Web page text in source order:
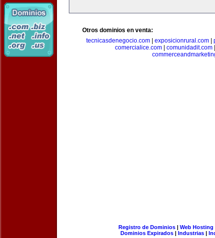
Otros dominios en venta:
tecnicasdenegocio.com
exposicionrural.com
comercialice.com| comunidadit.com|
Registro de Dominios| Web Hosting
Dominios Expirados | Industrias |